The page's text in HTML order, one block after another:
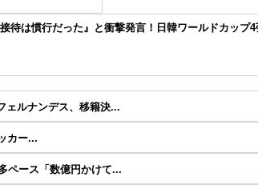
待は慣行だった』と衝撃発言！日韓ワールドカップ
ェルナンデス、移籍決...
カー...
ペース「数億円かけて...